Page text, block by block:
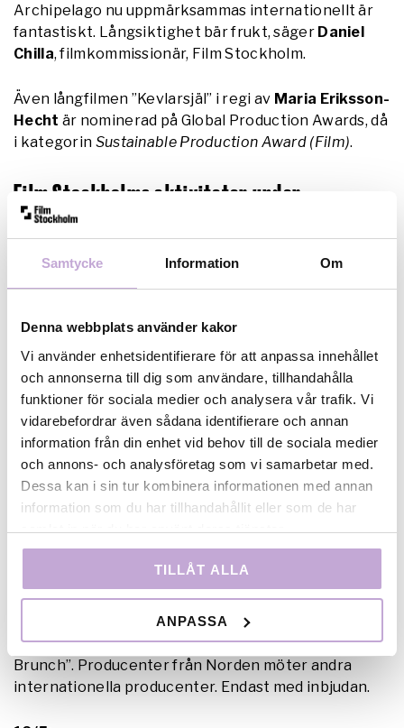
Samtycke Information Om
Denna webbplats använder kakor
Vi använder enhetsidentifierare för att anpassa innehållet
och annonserna till dig som användare, tillhandahålla
funktioner för sociala medier och analysera vår trafik. Vi
vidarebefordrar även sådana identifierare och annan
information från din enhet vid behov till de sociala medier
och annons- och analysföretag som vi samarbetar med.
Dessa kan i sin tur kombinera informationen med annan
information som du har tillhandahållit eller som de har
samlat in när du har använt deras tjänster.
TILLÅT ALLA
ANPASSA
Archipelago nu uppmärksammas internationellt är
fantastiskt. Långsiktighet bär frukt, säger Daniel
Chilla, filmkommissionär, Film Stockholm.
Även långfilmen ”Kevlarsjäl” i regi av Maria Eriksson-
Hecht är nominerad på Global Production Awards, då
i kategorin Sustainable Production Award (Film).
Film Stockholms aktiviteter under
filmfestivalen i Cannes 2026
Film Stockholms filmkommissionär Daniel Chilla är
på plats i Cannes och deltar i flera aktiviteter under
15/5:
Nordic Film Commissions presenterar NES – Nordic
Ecological Standard: A framework for more
sustainable co-productions.
Nordic Film Commissions i samarbete med Kanada:
Nordiska producenter möter kanadensiska och
diskuterar konkreta projekt.
16/5:
you frame it? Lansering av Film Commission Sweden
och presentation av Sverige och de svenska
nomineringarna i Global Production Awards.
Nordic Film Commissions arrangerar “Nordic
Brunch”. Producenter från Norden möter andra
internationella producenter. Endast med inbjudan.